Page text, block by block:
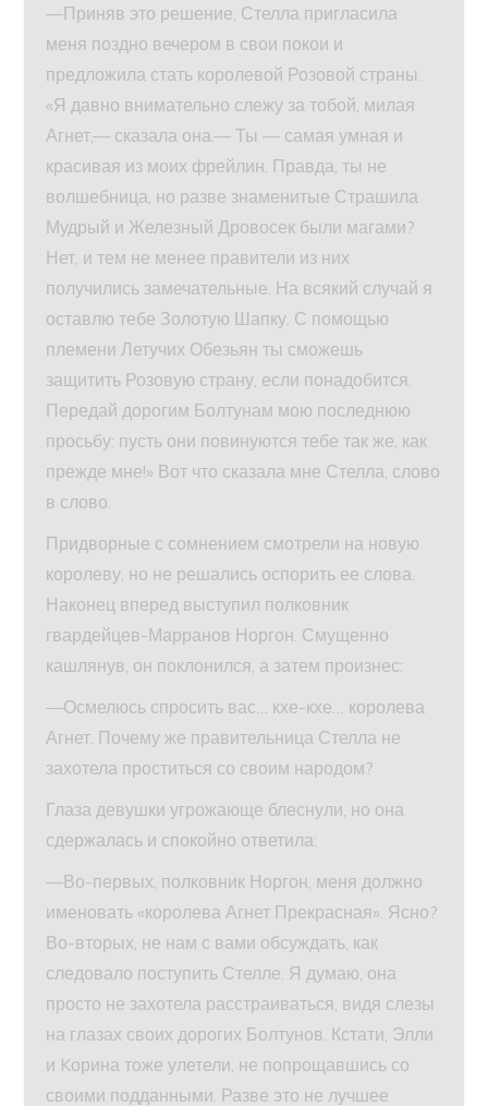
—Приняв это решение, Стелла пригласила
меня поздно вечером в свои покои и
предложила стать королевой Розовой страны.
«Я давно внимательно слежу за тобой, милая
Агнет,— сказала она.— Ты — самая умная и
красивая из моих фрейлин. Правда, ты не
волшебница, но разве знаменитые Страшила
Мудрый и Железный Дровосек были магами?
Нет, и тем не менее правители из них
получились замечательные. На всякий случай я
оставлю тебе Золотую Шапку. С помощью
племени Летучих Обезьян ты сможешь
защитить Розовую страну, если понадобится.
Передай дорогим Болтунам мою последнюю
просьбу: пусть они повинуются тебе так же, как
прежде мне!» Вот что сказала мне Стелла, слово
в слово.
Придворные с сомнением смотрели на новую
королеву, но не решались оспорить ее слова.
Наконец вперед выступил полковник
гвардейцев-Марранов Норгон. Смущенно
кашлянув, он поклонился, а затем произнес:
—Осмелюсь спросить вас… кхе-кхе… королева
Агнет. Почему же правительница Стелла не
захотела проститься со своим народом?
Глаза девушки угрожающе блеснули, но она
сдержалась и спокойно ответила:
—Во-первых, полковник Норгон, меня должно
именовать «королева Агнет Прекрасная». Ясно?
Во-вторых, не нам с вами обсуждать, как
следовало поступить Стелле. Я думаю, она
просто не захотела расстраиваться, видя слезы
на глазах своих дорогих Болтунов. Кстати, Элли
и Kорина тоже улетели, не попрощавшись со
своими подданными. Разве это не лучшее